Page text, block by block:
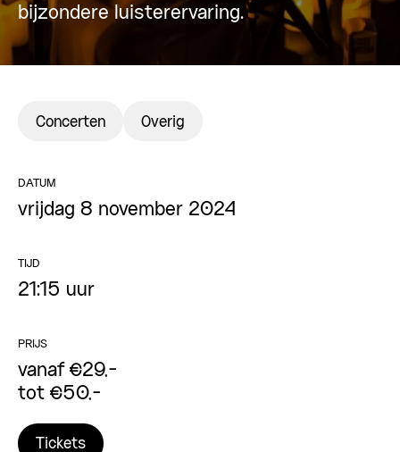
bijzondere luisterervaring.
Concerten Overig
DATUM
vrijdag 8 november 2024
TIJD
21:15 uur
PRIJS
vanaf €29,-
tot €50,-
Tickets